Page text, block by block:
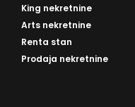
King nekretnine
Arts nekretnine
Renta stan
Prodaja nekretnine